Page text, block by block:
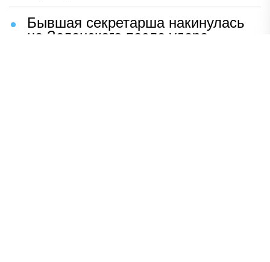
Бывшая секретарша накинулась
на Зеленского после удара